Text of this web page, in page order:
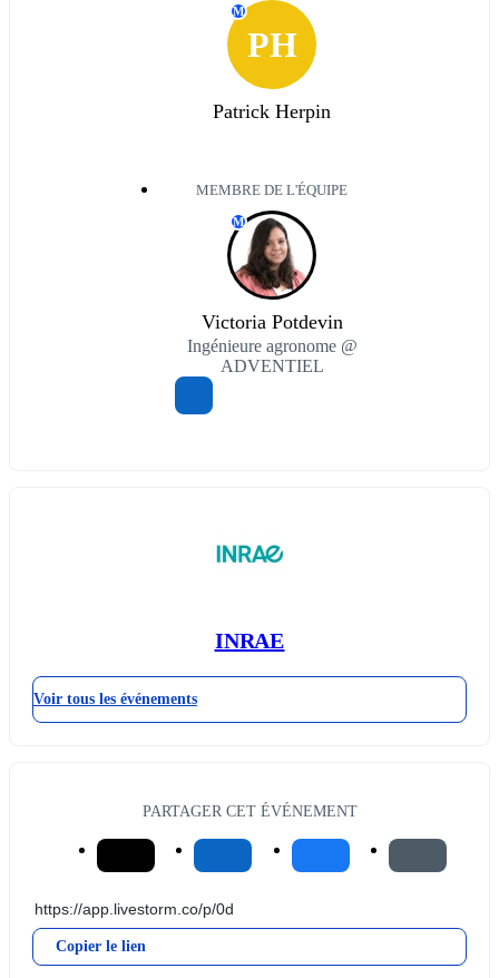
PH
M
Patrick Herpin
MEMBRE DE L'ÉQUIPE
M
Victoria Potdevin
Ingénieure agronome @
ADVENTIEL
INRAE
Voir tous les événements
PARTAGER CET ÉVÉNEMENT
Copier le lien